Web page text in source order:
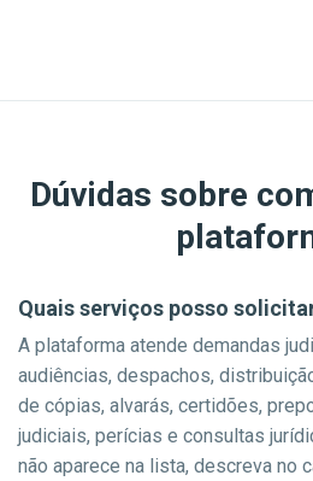
Dúvidas sobre
Quais serviços posso
A plataforma atende demandas
audiências, despachos,
de cópias, alvarás, certidões,
judiciais, perícias e consultas
não aparece na lista, descreva no